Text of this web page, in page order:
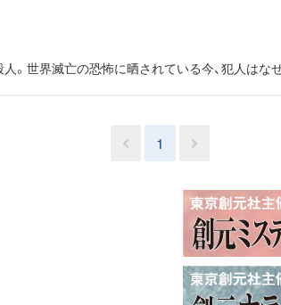
。世界滅亡の恐怖に晒されている今、犯人は
1